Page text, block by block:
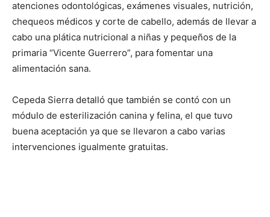
atenciones odontológicas, exámenes visuales, nutrición,
chequeos médicos y corte de cabello, además de llevar a
cabo una plática nutricional a niñas y pequeños de la
primaria “Vicente Guerrero”, para fomentar una
alimentación sana.
Cepeda Sierra detalló que también se contó con un
módulo de esterilización canina y felina, el que tuvo
buena aceptación ya que se llevaron a cabo varias
intervenciones igualmente gratuitas.